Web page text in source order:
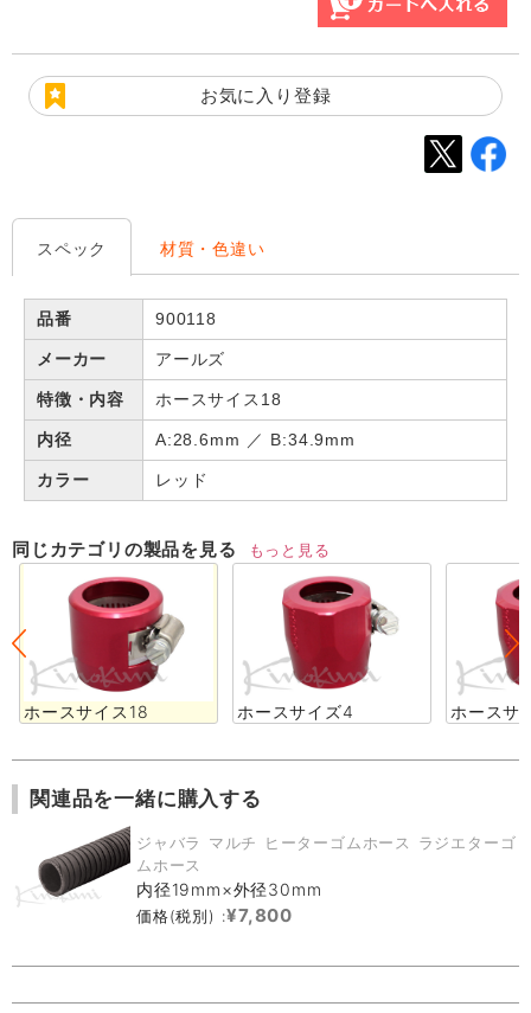
お気に入り登録
スペック 材質・色違い
品番 900118
メーカー アールズ
特徴・内容 ホースサイス18
内径 A:28.6mm ／ B:34.9mm
カラー レッド
同じカテゴリの製品を見る もっと見る
ホースサイス18 ホースサイズ4 ホースサ
関連品を一緒に購入する
ジャバラ マルチ ヒーターゴムホース ラジエターゴ
ムホース
内径19mm×外径30mm
価格(税別) :¥7,800